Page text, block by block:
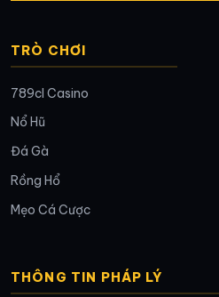
TRÒ CHƠI
789cl Casino
Nổ Hũ
Đá Gà
Rồng Hổ
Mẹo Cá Cược
THÔNG TIN PHÁP LÝ